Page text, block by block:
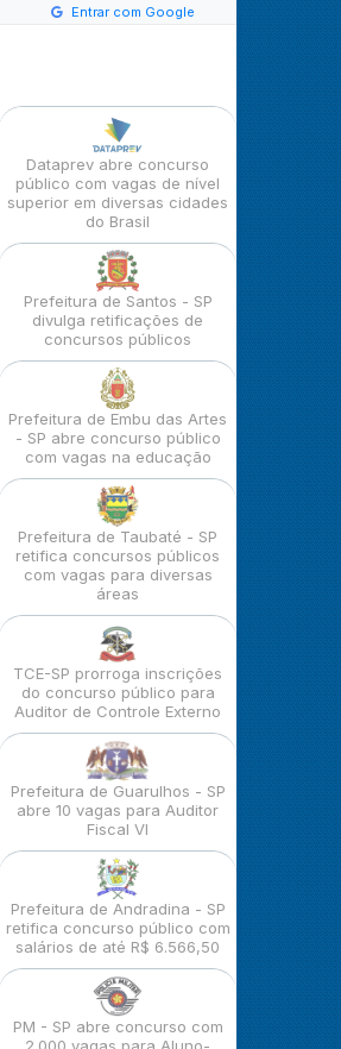
Entrar com Google
Dataprev abre concurso
público com vagas de nível
superior em diversas cidades
do Brasil
Prefeitura de Santos - SP
divulga retificações de
concursos públicos
Prefeitura de Embu das Artes
- SP abre concurso público
com vagas na educação
Prefeitura de Taubaté - SP
retifica concursos públicos
com vagas para diversas
áreas
TCE-SP prorroga inscrições
do concurso público para
Auditor de Controle Externo
Prefeitura de Guarulhos - SP
abre 10 vagas para Auditor
Fiscal VI
Prefeitura de Andradina - SP
retifica concurso público com
salários de até R$ 6.566,50
PM - SP abre concurso com